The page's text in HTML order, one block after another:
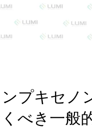
プキセノ
べき一般